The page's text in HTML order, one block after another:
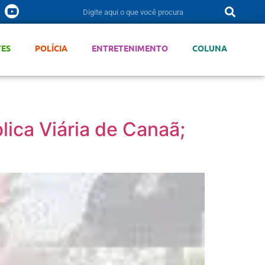
POLÍCIA ENTRETENIMENTO COLUNA
Viária de Canaã;